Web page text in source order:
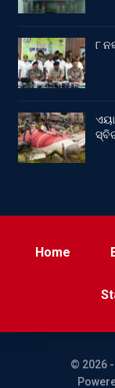
୮
Home
© 2026